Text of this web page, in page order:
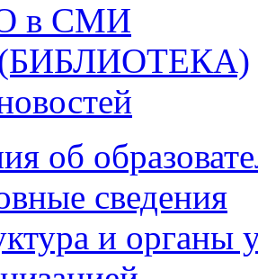
в СМИ
об
сведения
и органы